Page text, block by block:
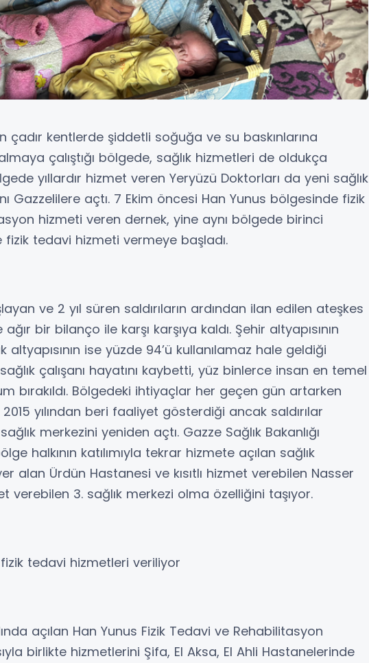
çadır kentlerde şiddetli soğuğa ve su baskınlarına
çalıştığı bölgede, sağlık hizmetleri de oldukça
yıllardır hizmet veren Yeryüzü Doktorları da yeni sağlık
Gazzelilere açtı. 7 Ekim öncesi Han Yunus bölgesinde fizik
hizmeti veren dernek, yine aynı bölgede birinci
fizik tedavi hizmeti vermeye başladı.
ve 2 yıl süren saldırıların ardından ilan edilen ateşkes
bir bilanço ile karşı karşıya kaldı. Şehir altyapısının
altyapısının ise yüzde 94’ü kullanılamaz hale geldiği
çalışanı hayatını kaybetti, yüz binlerce insan en temel
bırakıldı. Bölgedeki ihtiyaçlar her geçen gün artarken
yılından beri faaliyet gösterdiği ancak saldırılar
merkezini yeniden açtı. Gazze Sağlık Bakanlığı
halkının katılımıyla tekrar hizmete açılan sağlık
alan Ürdün Hastanesi ve kısıtlı hizmet verebilen Nasser
verebilen 3. sağlık merkezi olma özelliğini taşıyor.
tedavi hizmetleri veriliyor
açılan Han Yunus Fizik Tedavi ve Rehabilitasyon
birlikte hizmetlerini Şifa, El Aksa, El Ahli Hastanelerinde